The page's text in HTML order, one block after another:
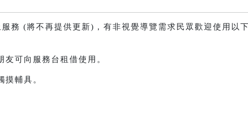
務 (將不再提供更新)，有非視覺導覽需求民眾歡迎使用以
可向服務台租借使用。
輔具。